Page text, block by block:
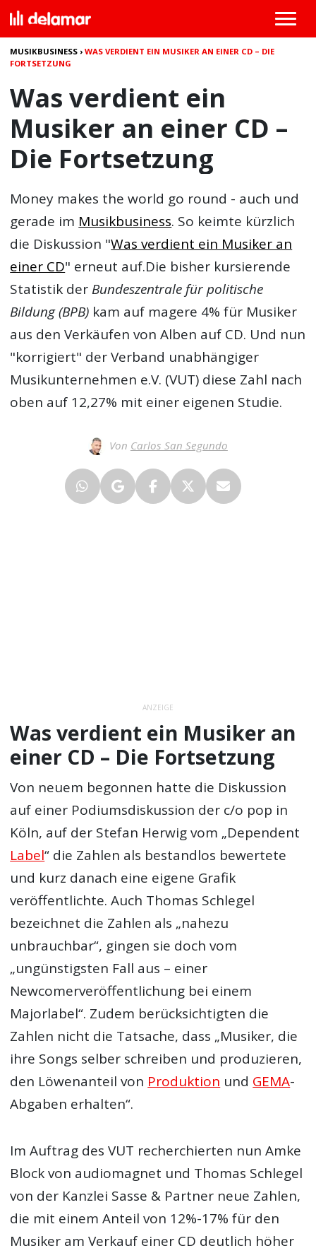
MUSIKBUSINESS ›WAS VERDIENT EIN MUSIKER AN EINER CD – DIE
FORTSETZUNG
Was verdient ein
Musiker an einer CD –
Die Fortsetzung
Money makes the world go round - auch und
gerade im Musikbusiness. So keimte kürzlich
die Diskussion "Was verdient ein Musiker an
einer CD" erneut auf.Die bisher kursierende
Statistik der Bundeszentrale für politische
Bildung (BPB) kam auf magere 4% für Musiker
aus den Verkäufen von Alben auf CD. Und nun
"korrigiert" der Verband unabhängiger
Musikunternehmen e.V. (VUT) diese Zahl nach
oben auf 12,27% mit einer eigenen Studie.
Von Carlos San Segundo
ANZEIGE
Was verdient ein Musiker an
einer CD – Die Fortsetzung
Von neuem begonnen hatte die Diskussion
auf einer Podiumsdiskussion der c/o pop in
Köln, auf der Stefan Herwig vom „Dependent
Label“ die Zahlen als bestandlos bewertete
und kurz danach eine eigene Grafik
veröffentlichte. Auch Thomas Schlegel
bezeichnet die Zahlen als „nahezu
unbrauchbar“, gingen sie doch vom
„ungünstigsten Fall aus – einer
Newcomerveröffentlichung bei einem
Majorlabel“. Zudem berücksichtigten die
Zahlen nicht die Tatsache, dass „Musiker, die
ihre Songs selber schreiben und produzieren,
den Löwenanteil von Produktion und GEMA-
Abgaben erhalten“.
Im Auftrag des VUT recherchierten nun Amke
Block von audiomagnet und Thomas Schlegel
von der Kanzlei Sasse & Partner neue Zahlen,
die mit einem Anteil von 12%-17% für den
Musiker am Verkauf einer CD deutlich höher